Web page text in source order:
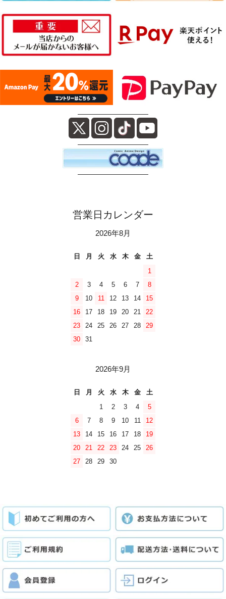
――――――――――
――――――――――
――――――――――
営業日カレンダー
2026年8月
日 月 火 水 木 金
土
1
2
3 4 5 6 7
8
9
10 11 12 13 14
15
16
17 18 19 20 21
22
23
24 25 26 27 28
29
30
31
2026年9月
日 月 火 水 木 金
土
1
2 3 4
5
6
7 8 9 10 11
12
13
14 15 16 17 18
19
20
21 22 23 24 25
26
27
28 29 30